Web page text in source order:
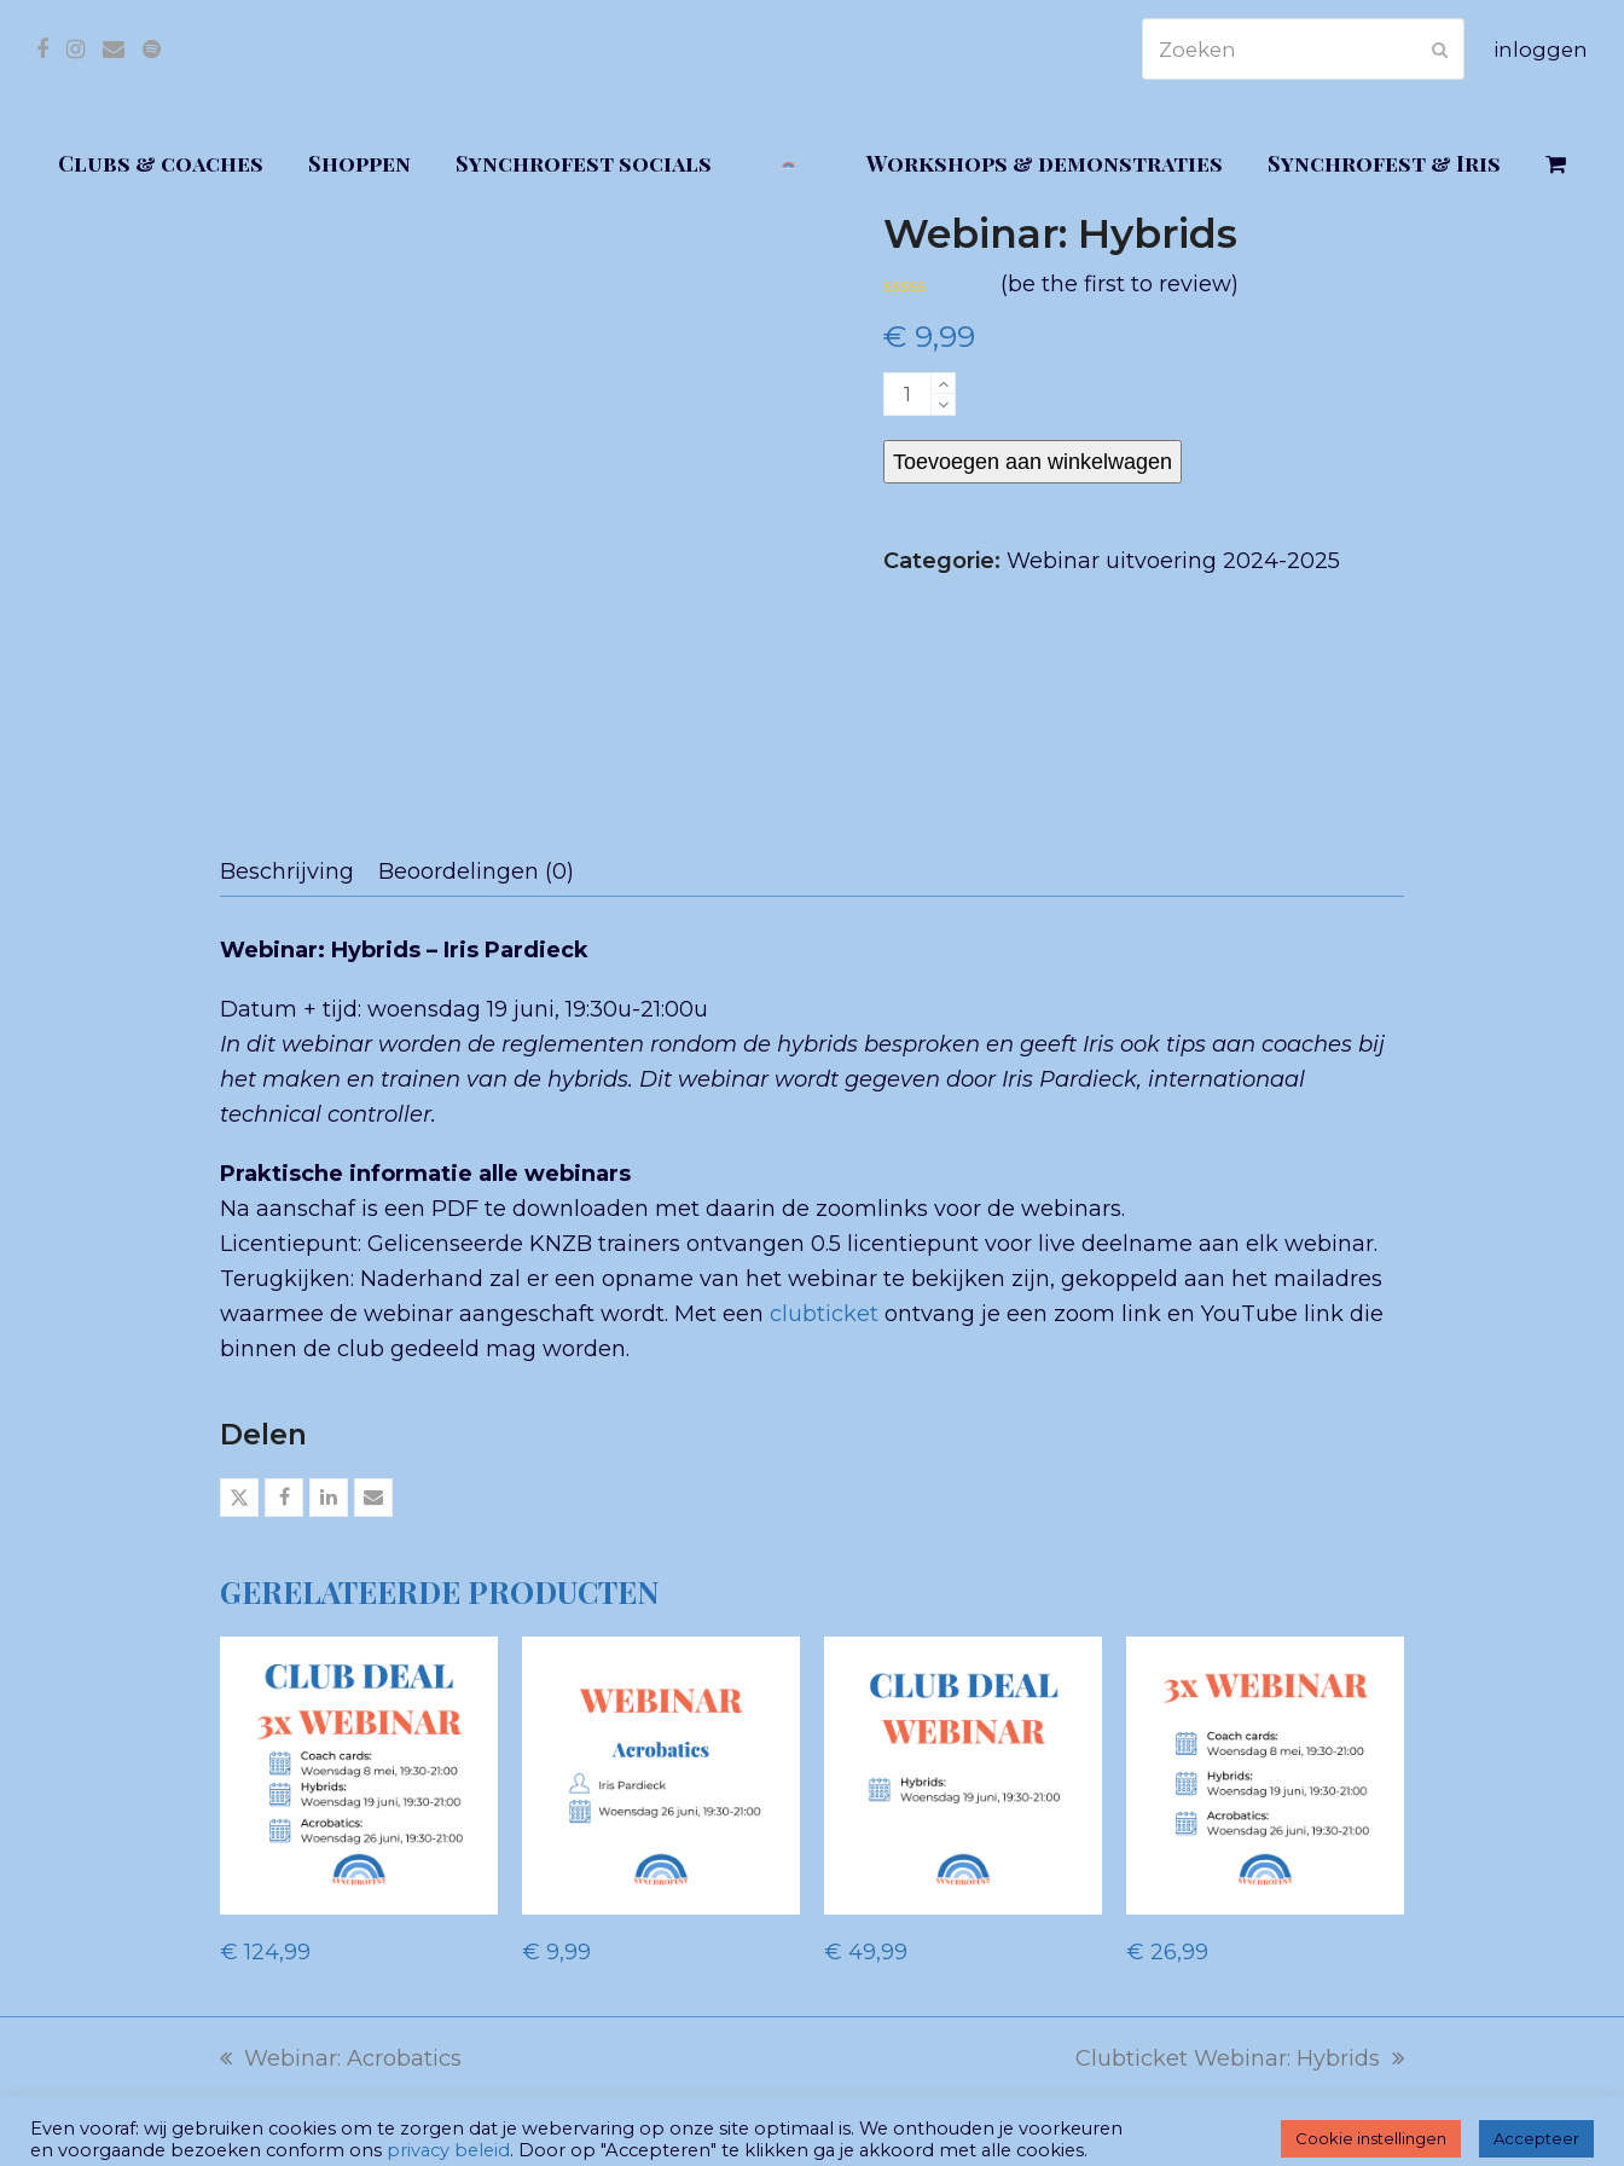
Facebook
Instagram
E-
Spotify Verzendeninloggen
Clubs & coaches Shoppen Synchrofest socials Workshops & demonstraties Synchrofest & Iris
Webinar: Hybrids
0
(be the first to review)
€9,99
Webinar:
Hybrids
aantal
Toevoegen aan winkelwagen
Categorie: Webinar uitvoering 2024-2025
Beschrijving Beoordelingen (0)
Webinar: Hybrids – Iris Pardieck
Datum + tijd: woensdag 19 juni, 19:30u-21:00u
In dit webinar worden de reglementen rondom de hybrids besproken en geeft Iris ook tips aan coaches bij
het maken en trainen van de hybrids. Dit webinar wordt gegeven door Iris Pardieck, internationaal
technical controller.
Praktische informatie alle webinars
Na aanschaf is een PDF te downloaden met daarin de zoomlinks voor de webinars.
Licentiepunt: Gelicenseerde KNZB trainers ontvangen 0.5 licentiepunt voor live deelname aan elk webinar.
Terugkijken: Naderhand zal er een opname van het webinar te bekijken zijn, gekoppeld aan het mailadres
waarmee de webinar aangeschaft wordt. Met een clubticket ontvang je een zoom link en YouTube link die
binnen de club gedeeld mag worden.
Delen
GERELATEERDE PRODUCTEN
TOEVOEGEN AAN
€ 124,99 € 9,99 TOEVOEGEN AAN
€ 49,99 TOEVOEGEN AAN
€ 26,99
previous
Webinar: Acrobatics
next
Clubticket Webinar: Hybrids
© Synchrofest 2026 - websiteGabrielle Philipsen
Even vooraf: wij gebruiken cookies om te zorgen dat je webervaring op onze site optimaal is. We onthouden je voorkeuren
en voorgaande bezoeken conform ons privacy beleid. Door op "Accepteren" te klikken ga je akkoord met alle cookies.
Cookie instellingen Accepteer